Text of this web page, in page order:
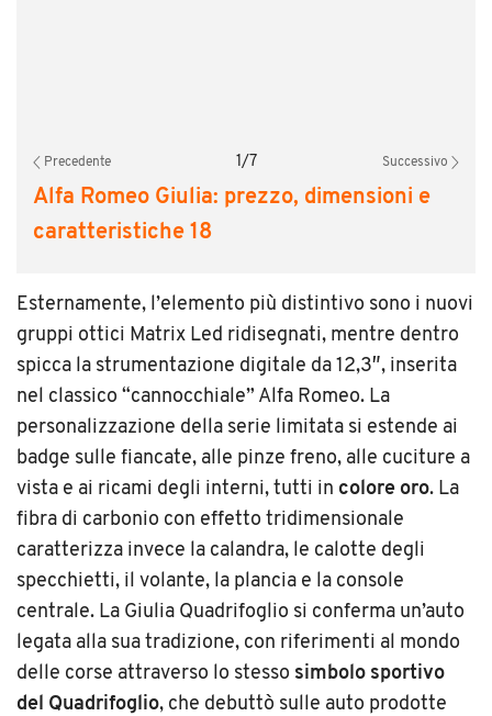
Precedente 1/ 7 Successivo
Alfa Romeo Giulia: prezzo, dimensioni e
caratteristiche 18
Esternamente, l’elemento più distintivo sono i nuovi
gruppi ottici Matrix Led ridisegnati, mentre dentro
spicca la strumentazione digitale da 12,3″, inserita
nel classico “cannocchiale” Alfa Romeo. La
personalizzazione della serie limitata si estende ai
badge sulle fiancate, alle pinze freno, alle cuciture a
vista e ai ricami degli interni, tutti in colore oro. La
fibra di carbonio con effetto tridimensionale
caratterizza invece la calandra, le calotte degli
specchietti, il volante, la plancia e la console
centrale. La Giulia Quadrifoglio si conferma un’auto
legata alla sua tradizione, con riferimenti al mondo
delle corse attraverso lo stesso simbolo sportivo
del Quadrifoglio, che debuttò sulle auto prodotte